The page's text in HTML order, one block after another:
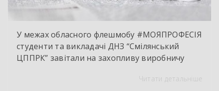
У межах обласного флешмобу #МОЯПРОФЕСІЯ
студенти та викладачі ДНЗ “Смілянський
ЦППРК” завітали на захопливу виробничу
НВК “Лідер”. Світлі кахлі, інноваційнеЧитати детальніше